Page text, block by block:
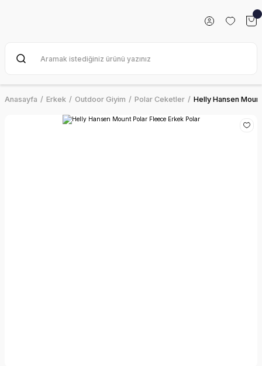
Anasayfa Erkek Outdoor Giyim Polar Ceketler Helly Hansen